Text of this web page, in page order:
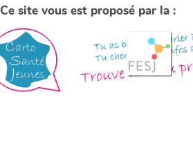
Ce site vous est proposé par la :